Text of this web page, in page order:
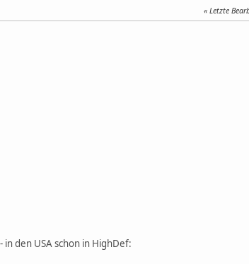
Letzte
in den USA schon in HighDef: